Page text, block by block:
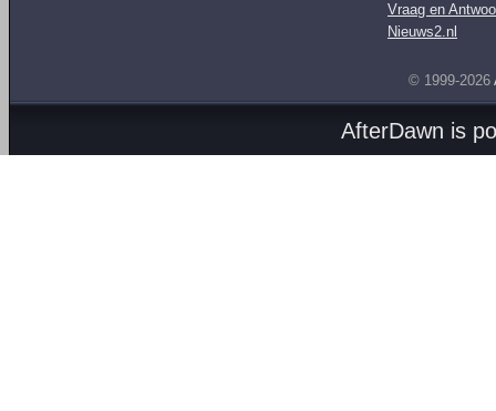
Vraag en
Nieuws2.nl
© 1999-2026
AfterDawn is